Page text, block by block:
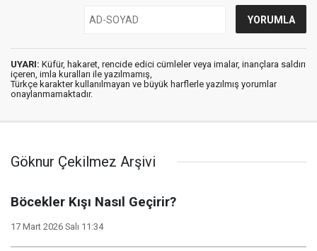
UYARI: Küfür, hakaret, rencide edici cümleler veya imalar, inançlara saldırı
içeren, imla kuralları ile yazılmamış,
Türkçe karakter kullanılmayan ve büyük harflerle yazılmış yorumlar
onaylanmamaktadır.
Göknur Çekilmez Arşivi
Böcekler Kışı Nasıl Geçirir?
17 Mart 2026 Salı 11:34